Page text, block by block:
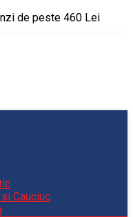
de peste 460 Lei
Cauciuc